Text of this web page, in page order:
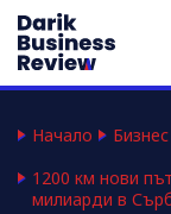
Начало
1200 км нови
милиарди в